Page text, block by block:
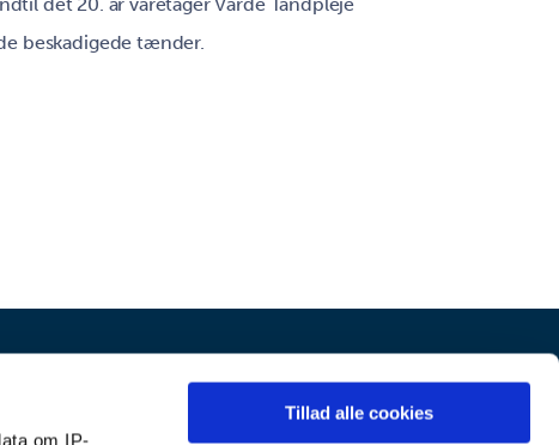
om IP-
Tillad alle cookies
beskadigede tænder.
Tidsbestilling